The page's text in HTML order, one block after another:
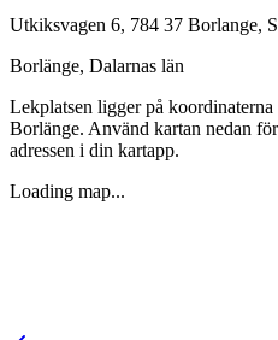
Utkiksvagen 6, 784 37 Borlange,
Borlänge, Dalarnas län
Lekplatsen ligger på koordinaterna
Borlänge. Använd kartan nedan
adressen i din kartapp.
Loading map...